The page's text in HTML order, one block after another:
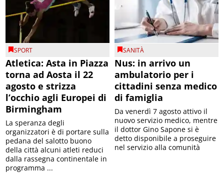
SPORT
Atletica: Asta in Piazza
torna ad Aosta il 22
agosto e strizza
l’occhio agli Europei di
Birmingham
La speranza degli
organizzatori è di portare sulla
pedana del salotto buono
della città alcuni atleti reduci
dalla rassegna continentale in
programma ...
SANITÀ
Nus: in arrivo un
ambulatorio per i
cittadini senza medico
di famiglia
Da venerdì 7 agosto attivo il
nuovo servizio medico, mentre
il dottor Gino Sapone si è
detto disponibile a proseguire
nel servizio alla comunità